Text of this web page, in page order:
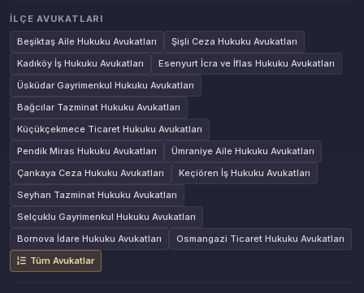
İLÇE AVUKATLARI
Beşiktaş Aile Hukuku Avukatları
Şişli Ceza Hukuku Avukatları
Kadıköy İş Hukuku Avukatları
Esenyurt İcra ve İflas Hukuku Avukatları
Üsküdar Gayrimenkul Hukuku Avukatları
Bağcılar Tazminat Hukuku Avukatları
Küçükçekmece Ticaret Hukuku Avukatları
Pendik Miras Hukuku Avukatları
Ümraniye Aile Hukuku Avukatları
Çankaya Ceza Hukuku Avukatları
Keçiören İş Hukuku Avukatları
Seyhan Tazminat Hukuku Avukatları
Selçuklu Gayrimenkul Hukuku Avukatları
Bornova İdare Hukuku Avukatları
Osmangazi Ticaret Hukuku Avukatları
Tüm Avukatlar